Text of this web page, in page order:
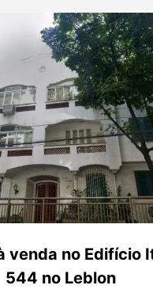
venda no Edifício
544 no Leblon